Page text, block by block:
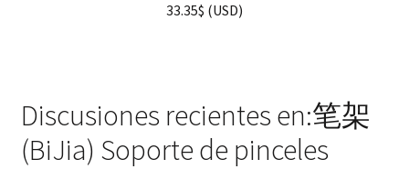
33.35$ (USD)
Discusiones recientes en:笔架
(BiJia) Soporte de pinceles